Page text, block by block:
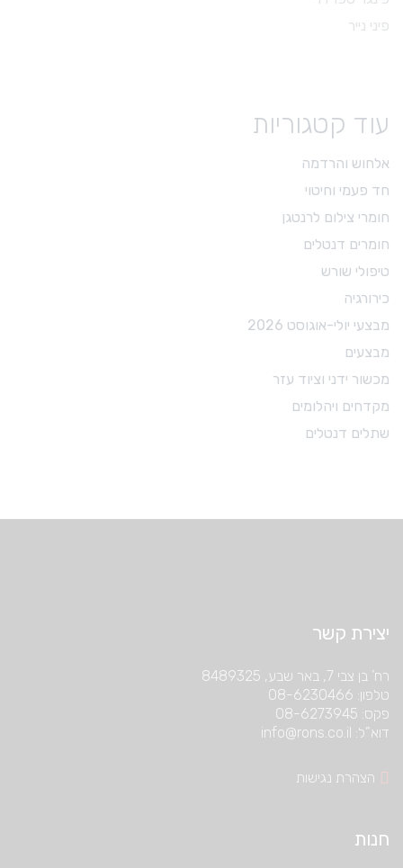
RC-PREP משחה
פיני נייר
עוד קטגוריות
אלחוש והרדמה
חד פעמי וחיטוי
חומרי צילום לרנטגן
חומרים דנטלים
טיפולי שורש
כירורגיה
מבצעי יולי-אוגוסט 2026
מבצעים
מכשור ידני וציוד עזר
מקדחים ויהלומים
שתלים דנטלים
יצירת קשר
רח’ בן צבי 7, באר שבע, 8489325
טלפון: 08-6230466
פקס: 08-6273945
דוא”ל: info@rons.co.il
הצהרת נגישות
חנות